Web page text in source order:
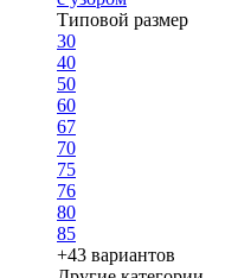
Типовой размер
30
40
50
60
67
70
75
76
80
85
+43 вариантов